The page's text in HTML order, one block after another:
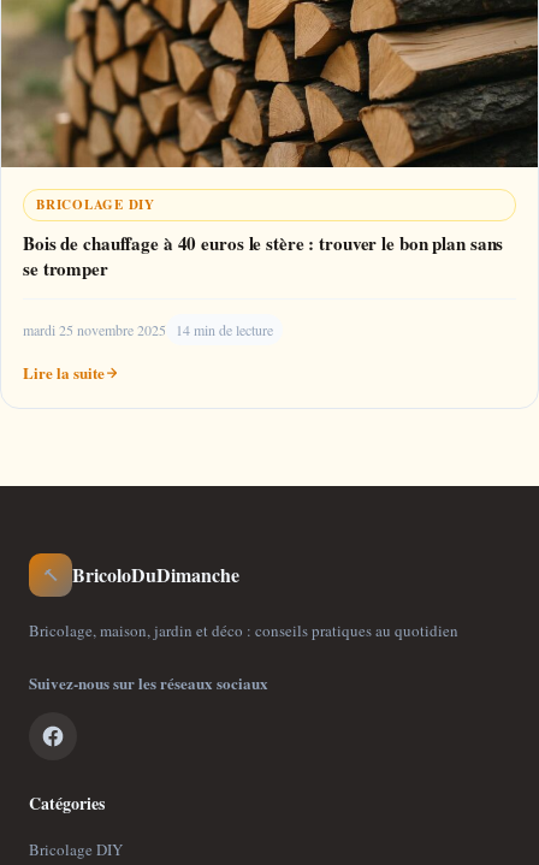
BRICOLAGE DIY
Bois de chauffage à 40 euros le stère : trouver le bon plan sans
se tromper
mardi 25 novembre 2025 14 min de lecture
Lire la suite
🔨 BricoloDuDimanche
Bricolage, maison, jardin et déco : conseils pratiques au quotidien
Suivez-nous sur les réseaux sociaux
Catégories
Bricolage DIY